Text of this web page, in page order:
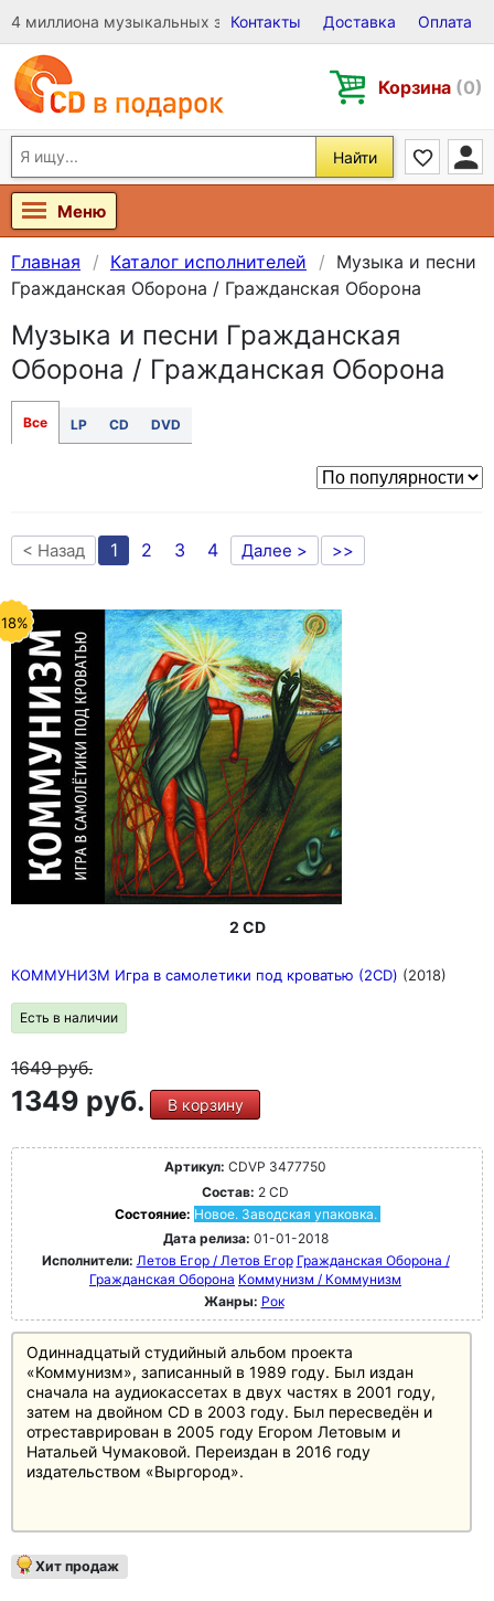
4 миллиона музыкальных записей на Виниле, CD и DVD
Контакты Доставка Оплата
Корзина (0)
Найти
Меню
Главная Каталог исполнителей
Музыка и песни
Гражданская Оборона / Гражданская Оборона
Музыка и песни Гражданская
Оборона / Гражданская Оборона
Все LP CD DVD
< Назад 1 2 3 4 Далее > >>
2 CD
КОММУНИЗМ Игра в самолетики под кроватью (2CD) (2018)
Есть в наличии
1649руб.
1349 руб. В корзину
Артикул: CDVP 3477750
Состав: 2 CD
Состояние: Новое. Заводская упаковка.
Дата релиза: 01-01-2018
Исполнители: Летов Егор / Летов Егор Гражданская Оборона /
Гражданская Оборона Коммунизм / Коммунизм
Жанры: Рок
Одиннадцатый студийный альбом проекта
«Коммунизм», записанный в 1989 году. Был издан
сначала на аудиокассетах в двух частях в 2001 году,
затем на двойном CD в 2003 году. Был пересведён и
отреставрирован в 2005 году Егором Летовым и
Натальей Чумаковой. Переиздан в 2016 году
издательством «Выргород».
Хит продаж